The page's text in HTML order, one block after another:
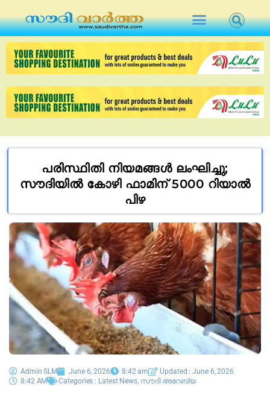
പരിസ്ഥിതി നിയമങ്ങൾ ലംഘിച്ചു;
സൗദിയിൽ കോഴി ഫാമിന് 5000 റിയാൽ
പിഴ
Admin SLM June 6, 2026 8:42 am
Updated : June 6, 2026
8:42 AM
Categories : Latest News, സൗദി അറേബ്യ